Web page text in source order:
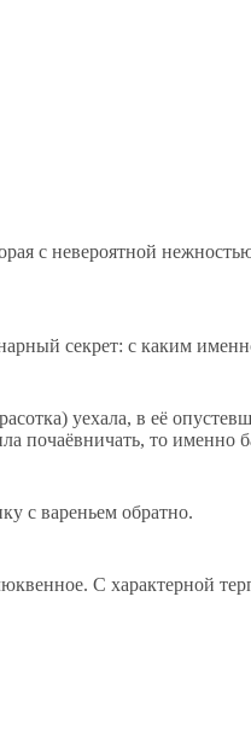
с невероятной
секрет: с каким
уехала, в её
почаёвничать, то именно
с вареньем обратно.
С характерной